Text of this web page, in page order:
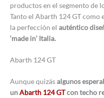
productos en el segmento de
Tanto el Abarth 124 GT como
la perfección el auténtico
‘made in’ Italia.
Abarth 124 GT
Aunque quizásalgunos
unAbarth 124 GTcon techo